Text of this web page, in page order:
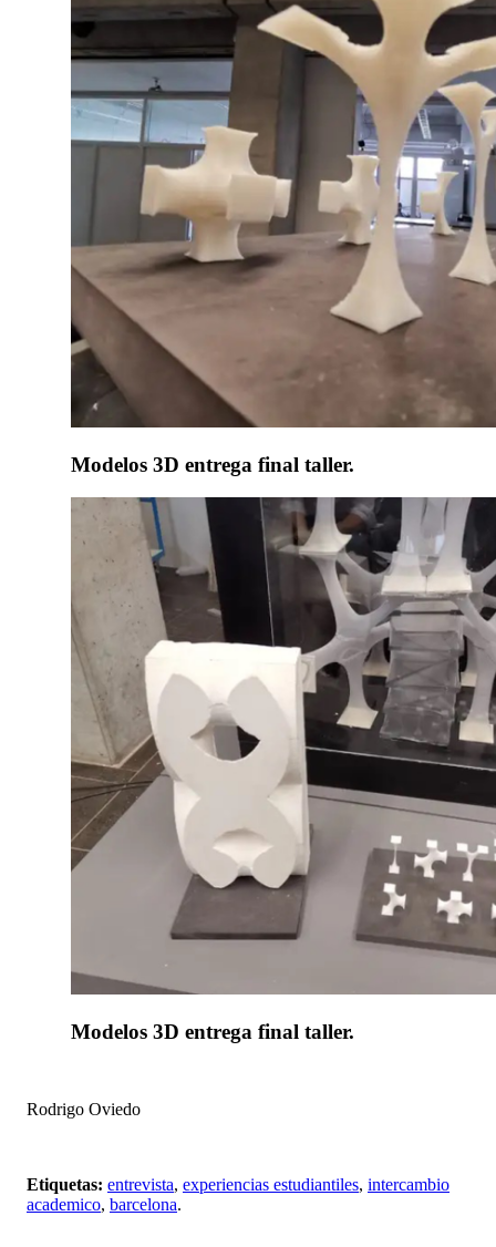
Modelos 3D entrega final taller.
Modelos 3D entrega final taller.
Rodrigo Oviedo
Etiquetas: entrevista, experiencias estudiantiles, intercambio
academico, barcelona.